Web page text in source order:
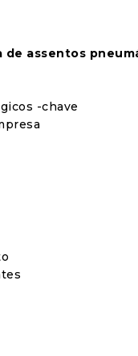
de assentos
-chave